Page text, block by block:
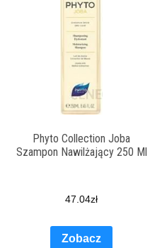
Phyto Collection Joba
Szampon Nawilżający 250 Ml
47.04zł
Zobacz